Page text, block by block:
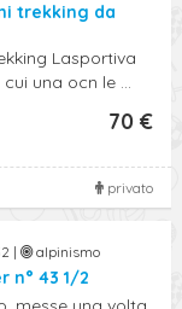
trekking da
Lasportiva
una ocn le ...
70 €
privato
| alpinismo
n° 43 1/2